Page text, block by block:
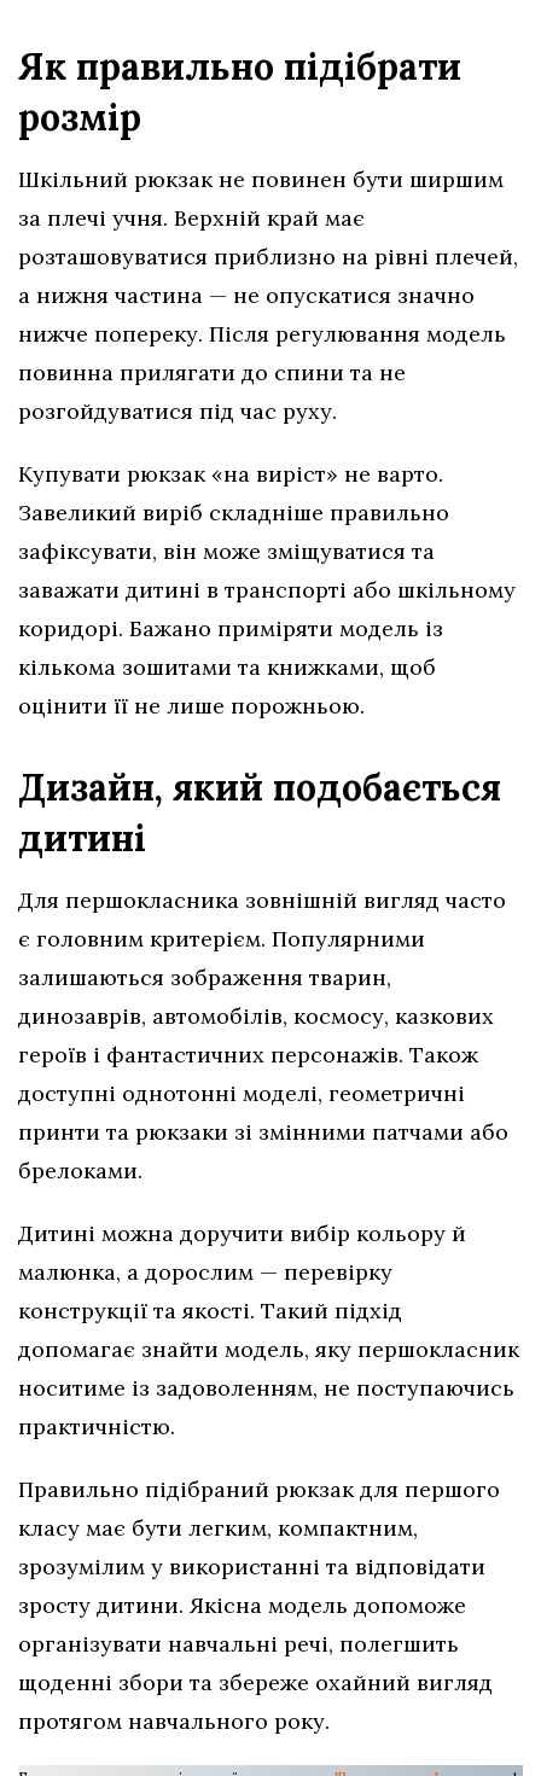
Як правильно підібрати
розмір
Шкільний рюкзак не повинен бути ширшим
за плечі учня. Верхній край має
розташовуватися приблизно на рівні плечей,
а нижня частина — не опускатися значно
нижче попереку. Після регулювання модель
повинна прилягати до спини та не
розгойдуватися під час руху.
Купувати рюкзак «на виріст» не варто.
Завеликий виріб складніше правильно
зафіксувати, він може зміщуватися та
заважати дитині в транспорті або шкільному
коридорі. Бажано приміряти модель із
кількома зошитами та книжками, щоб
оцінити її не лише порожньою.
Дизайн, який подобається
дитині
Для першокласника зовнішній вигляд часто
є головним критерієм. Популярними
залишаються зображення тварин,
динозаврів, автомобілів, космосу, казкових
героїв і фантастичних персонажів. Також
доступні однотонні моделі, геометричні
принти та рюкзаки зі змінними патчами або
брелоками.
Дитині можна доручити вибір кольору й
малюнка, а дорослим — перевірку
конструкції та якості. Такий підхід
допомагає знайти модель, яку першокласник
носитиме із задоволенням, не поступаючись
практичністю.
Правильно підібраний рюкзак для першого
класу має бути легким, компактним,
зрозумілим у використанні та відповідати
зросту дитини. Якісна модель допоможе
організувати навчальні речі, полегшить
щоденні збори та збереже охайний вигляд
протягом навчального року.